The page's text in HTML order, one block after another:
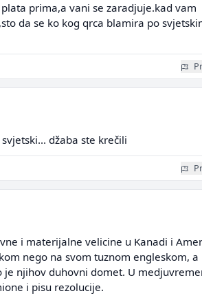
prima,a vani se zaradjuje.kad vam
da se ko kog qrca blamira po
džaba ste krečili
i materijalne velicine u Kanadi i
nego na svom tuznom engleskom, a
je njihov duhovni domet. U
i pisu rezolucije.